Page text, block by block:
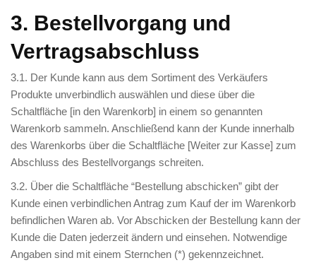
3. Bestellvorgang und
Vertragsabschluss
3.1. Der Kunde kann aus dem Sortiment des Verkäufers
Produkte unverbindlich auswählen und diese über die
Schaltfläche [in den Warenkorb] in einem so genannten
Warenkorb sammeln. Anschließend kann der Kunde innerhalb
des Warenkorbs über die Schaltfläche [Weiter zur Kasse] zum
Abschluss des Bestellvorgangs schreiten.
3.2. Über die Schaltfläche “Bestellung abschicken” gibt der
Kunde einen verbindlichen Antrag zum Kauf der im Warenkorb
befindlichen Waren ab. Vor Abschicken der Bestellung kann der
Kunde die Daten jederzeit ändern und einsehen. Notwendige
Angaben sind mit einem Sternchen (*) gekennzeichnet.